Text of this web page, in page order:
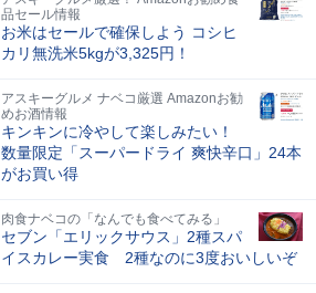
品セール情報
お米はセールで確保しよう コシヒ
カリ無洗米5kgが3,325円！
アスキーグルメ ナベコ厳選 Amazonお勧
めお酒情報
キンキンに冷やして楽しみたい！
数量限定「スーパードライ 爽快辛口」24本
がお買い得
肉食ナベコの「なんでも食べてみる」
セブン「エリックサウス」2種スパ
イスカレー実食 2種なのに3度おいしいぞ